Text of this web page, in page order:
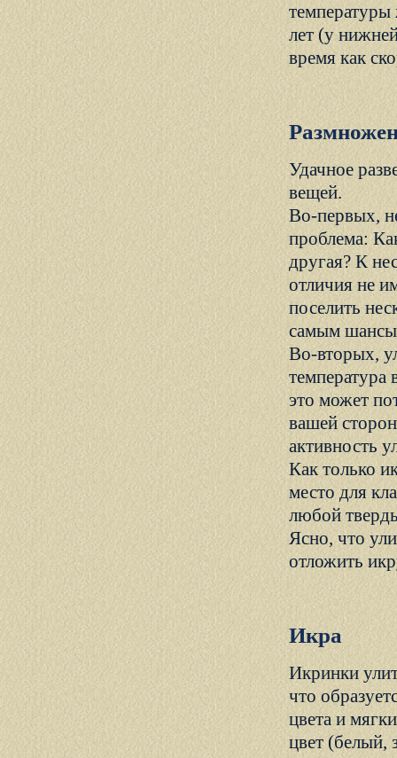
лет (у
время как
Удачное
вещей.
Во-первых,
проблема:
другая? К
отличия не
поселить
самым
Во-вторых,
температура
это может
вашей
активность
Как только
место для
любой
Ясно, что
отложить
Икра
Икринки
что
цвета и
цвет (белый,